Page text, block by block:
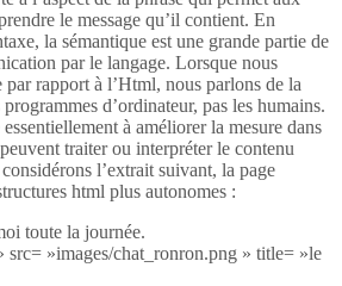
le message qu’il contient. En
la sémantique est une grande partie de
par le langage. Lorsque nous
par rapport à l’Html, nous parlons de la
d’ordinateur, pas les humains.
à améliorer la mesure dans
traiter ou interpréter le contenu
l’extrait suivant, la page
html plus autonomes :
toute la journée.
src= »images/chat_ronron.png » title= »le